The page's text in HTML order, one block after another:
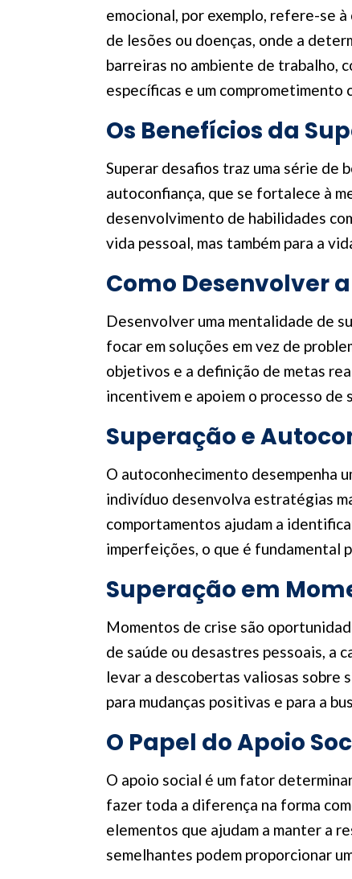
emocional, por exemplo, refere-se
de lesões ou doenças, onde a
barreiras no ambiente de trabalho,
específicas e um comprometimento
Os Benefícios da
Superar desafios traz uma série de
autoconfiança, que se fortalece à
desenvolvimento de habilidades
vida pessoal, mas também para a
Como Desenvolver
Desenvolver uma mentalidade de
focar em soluções em vez de
objetivos e a definição de metas
incentivem e apoiem o processo de
Superação e
O autoconhecimento desempenha
indivíduo desenvolva estratégias
comportamentos ajudam a
imperfeições, o que é fundamental
Superação em
Momentos de crise são
de saúde ou desastres pessoais, a
levar a descobertas valiosas sobre
para mudanças positivas e para a
O Papel do Apoio
O apoio social é um fator
fazer toda a diferença na forma
elementos que ajudam a manter a
semelhantes podem proporcionar